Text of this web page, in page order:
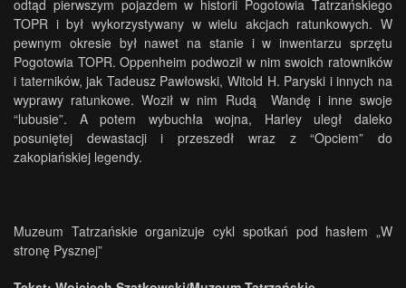
odtąd pierwszym pojazdem w historii Pogotowia Tatrzańskiego
TOPR i był wykorzystywany w wielu akcjach ratunkowych. W
pewnym okresie był nawet na stanie i w inwentarzu sprzętu
Pogotowia TOPR. Oppenheim podwoził w nim swoich ratowników
i taterników, jak Tadeusz Pawłowski, Witold H. Paryski i innych na
wyprawy ratunkowe. Woził w nim Rudą Wandę i inne swoje
“lubusie”. A potem wybuchła wojna, Harley uległ daleko
posuniętej dewastacji i przeszedł wraz z “Opciem” do
zakopiańskiej legendy.
Muzeum Tatrzańskie organizuje cykl spotkań pod hasłem „W
stronę Pysznej”